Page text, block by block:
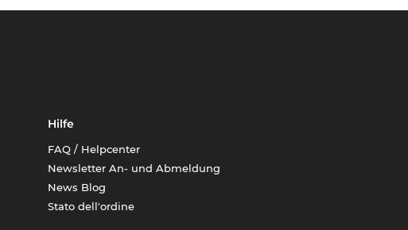
Hilfe
FAQ / Helpcenter
Newsletter An- und Abmeldung
News Blog
Stato dell'ordine